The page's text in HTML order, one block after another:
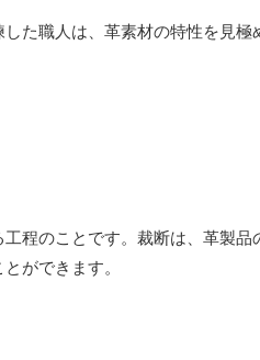
た職人は、革素材の特性を見
程のことです。裁断は、革製
ができます。